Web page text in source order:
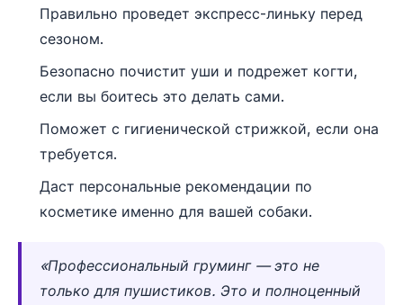
Правильно проведет экспресс-линьку перед
сезоном.
Безопасно почистит уши и подрежет когти,
если вы боитесь это делать сами.
Поможет с гигиенической стрижкой, если она
требуется.
Даст персональные рекомендации по
косметике именно для вашей собаки.
«Профессиональный груминг — это не
только для пушистиков. Это и полноценный